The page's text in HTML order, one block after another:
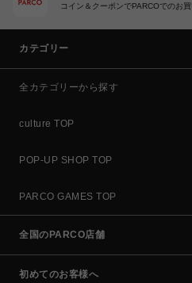
コイン＆クーポンでPARCOでのお
カテゴリー
全カテゴリーから探す
culture TOP
POP-UP SHOP TOP
PARCO GAMES TOP
全国のPARCO店舗
初めてのお客様へ